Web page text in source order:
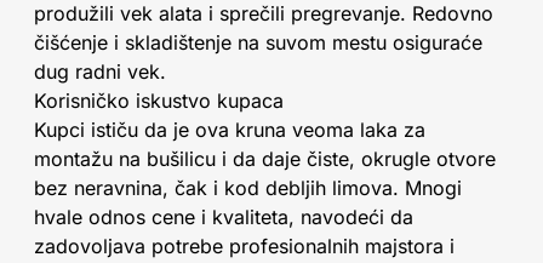
produžili vek alata i sprečili pregrevanje. Redovno
čišćenje i skladištenje na suvom mestu osiguraće
dug radni vek.
Korisničko iskustvo kupaca
Kupci ističu da je ova kruna veoma laka za
montažu na bušilicu i da daje čiste, okrugle otvore
bez neravnina, čak i kod debljih limova. Mnogi
hvale odnos cene i kvaliteta, navodeći da
zadovoljava potrebe profesionalnih majstora i